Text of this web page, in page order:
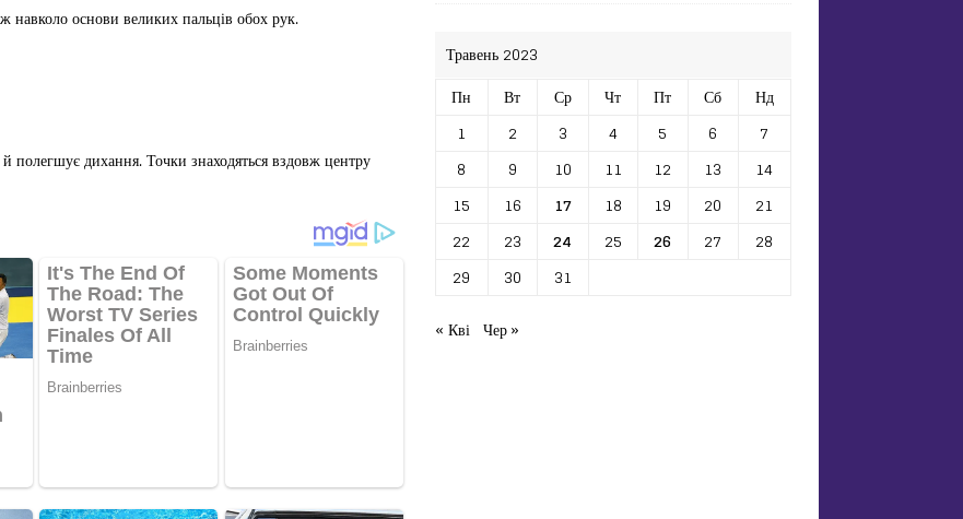
основи великих пальців обох рук.
дихання. Точки знаходяться вздовж центру
Травень 2023
Пн
Вт Ср Чт Пт Сб
Нд
1
2 3 4 5 6
7
8
9 10 11 12 13
14
15
16 17 18 19 20
21
22
23 24 25 26 27
28
29
30
31
« Кві Чер »